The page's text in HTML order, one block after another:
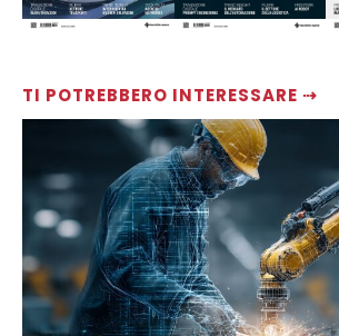
TI POTREBBERO INTERESSARE ⇢